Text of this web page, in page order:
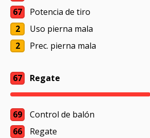
67
Potencia de tiro
2
Uso pierna mala
2
Prec. pierna mala
67 Regate
69
Control de balón
66
Regate